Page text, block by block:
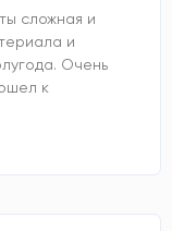
сложная и
и
Очень
к